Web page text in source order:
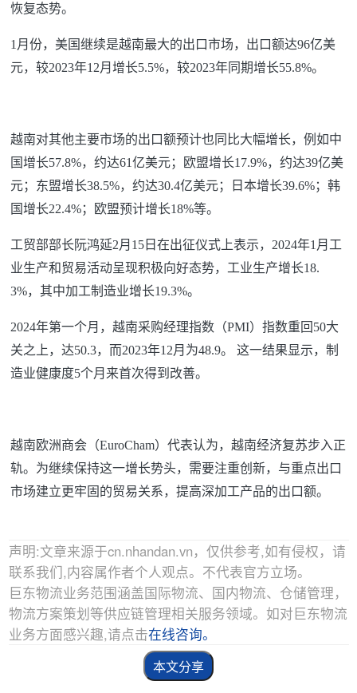
恢复态势。
1月份，美国继续是越南最大的出口市场，出口额达96亿美
元，较2023年12月增长5.5%，较2023年同期增长55.8%。
越南对其他主要市场的出口额预计也同比大幅增长，例如中
国增长57.8%，约达61亿美元；欧盟增长17.9%，约达39亿美
元；东盟增长38.5%，约达30.4亿美元；日本增长39.6%；韩
国增长22.4%；欧盟预计增长18%等。
工贸部部长阮鸿延2月15日在出征仪式上表示，2024年1月工
业生产和贸易活动呈现积极向好态势，工业生产增长18.
3%，其中加工制造业增长19.3%。
2024年第一个月，越南采购经理指数（PMI）指数重回50大
关之上，达50.3，而2023年12月为48.9。 这一结果显示，制
造业健康度5个月来首次得到改善。
越南欧洲商会（EuroCham）代表认为，越南经济复苏步入正
轨。为继续保持这一增长势头，需要注重创新，与重点出口
市场建立更牢固的贸易关系，提高深加工产品的出口额。
声明:文章来源于cn.nhandan.vn，仅供参考,如有侵权，请
联系我们,内容属作者个人观点。不代表官方立场。
巨东物流业务范围涵盖国际物流、国内物流、仓储管理，
物流方案策划等供应链管理相关服务领域。如对巨东物流
业务方面感兴趣,请点击在线咨询。
本文分享